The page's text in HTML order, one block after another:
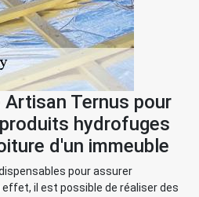
Ternus pour
hydrofuges
d'un immeuble
pour assurer
il est possible de réaliser des